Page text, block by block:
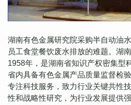
湖南有色金属研究院采购半自动油
员工食堂餐饮废水排放的难题。湖
1958年，是湖南省知识产权密集型
省内具备有色金属产品质量监督检
专注科技服务，致力行业关键共性
性和战略性研究，为行业发展提供